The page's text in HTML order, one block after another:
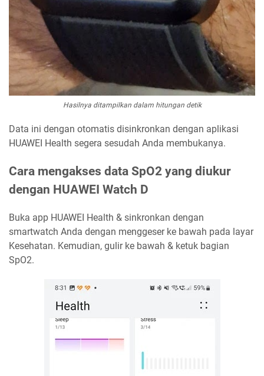
Hasilnya ditampilkan dalam hitungan detik
Data ini dengan otomatis disinkronkan dengan aplikasi
HUAWEI Health segera sesudah Anda membukanya.
Cara mengakses data SpO2 yang diukur
dengan HUAWEI Watch D
Buka app HUAWEI Health & sinkronkan dengan
smartwatch Anda dengan menggeser ke bawah pada layar
Kesehatan. Kemudian, gulir ke bawah & ketuk bagian
SpO2.